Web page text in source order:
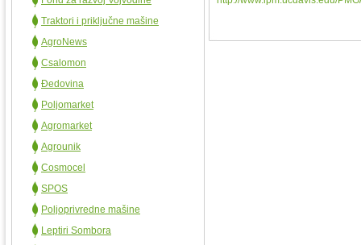
Traktori i priključne mašine
AgroNews
Csalomon
Đedovina
Poljomarket
Agromarket
Agrounik
Cosmocel
SPOS
Poljoprivredne mašine
Leptiri Sombora